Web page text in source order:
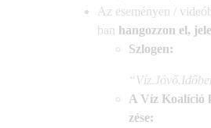
Az ese­mé­nyen /
ban han­goz­zon el,
Szlo­gen:
“
A Víz Koa­lí­ció
zé­se: